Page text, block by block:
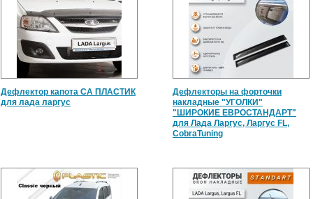
Дефлектор капота СА ПЛАСТИК
для лада ларгус
Дефлекторы на форточки
накладные "УГОЛКИ"
"ШИРОКИЕ ЕВРОСТАНДАРТ"
для Лада Ларгус, Ларгус FL,
CobraTuning